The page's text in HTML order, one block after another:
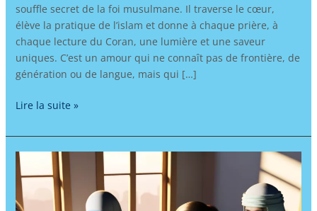
souffle secret de la foi musulmane. Il traverse le cœur,
élève la pratique de l’islam et donne à chaque prière, à
chaque lecture du Coran, une lumière et une saveur
uniques. C’est un amour qui ne connaît pas de frontière, de
génération ou de langue, mais qui […]
Lire la suite »
Apprendre
l’arabe
pour
préparer